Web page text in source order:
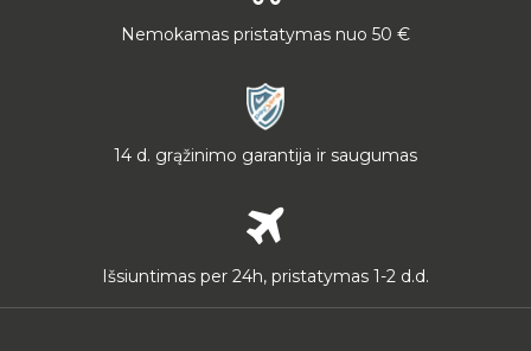
Nemokamas pristatymas nuo 50 €
14 d. grąžinimo garantija ir saugumas
Išsiuntimas per 24h, pristatymas 1-2 d.d.